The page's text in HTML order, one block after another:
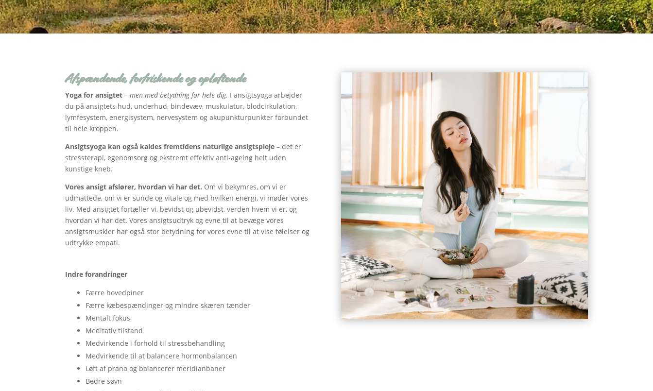
Afspændende, forfriskende og opløftende
Yoga for ansigtet – men med betydning for hele dig. I ansigtsyoga arbejder
du på ansigtets hud, underhud, bindevæv, muskulatur, blodcirkulation,
lymfesystem, energisystem, nervesystem og akupunkturpunkter forbundet
til hele kroppen.
Ansigtsyoga kan også kaldes fremtidens naturlige ansigtspleje – det er
stressterapi, egenomsorg og ekstremt effektiv anti-ageing helt uden
kunstige kneb.
Vores ansigt afslører, hvordan vi har det. Om vi bekymres, om vi er
udmattede, om vi er sunde og vitale og med hvilken energi, vi møder vores
liv. Med ansigtet fortæller vi, bevidst og ubevidst, verden hvem vi er, og
hvordan vi har det. Vores ansigtsudtryk og evne til at bevæge vores
ansigtsmuskler har også stor betydning for vores evne til at vise følelser og
udtrykke empati.
Indre forandringer
Færre hovedpiner
Færre kæbespændinger og mindre skæren tænder
Mentalt fokus
Meditativ tilstand
Medvirkende i forhold til stressbehandling
Medvirkende til at balancere hormonbalancen
Løft af prana og balancerer meridianbaner
Bedre søvn